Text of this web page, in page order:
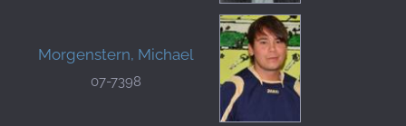
Morgenstern, Michael
07-7398